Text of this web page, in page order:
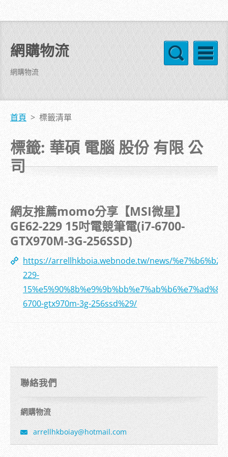
網購物流
網購物流
首頁 > 標籤清單
標籤: 華碩 電腦 股份 有限 公
司
網友推薦momo分享【MSI微星】
GE62-229 15吋電競筆電(i7-6700-
GTX970M-3G-256SSD)
https://arrellhkboia.webnode.tw/news/
229-
6700-gtx970m-3g-256ssd%29/
聯絡我們
網購物流
arrellhkboiay@hotmail.com